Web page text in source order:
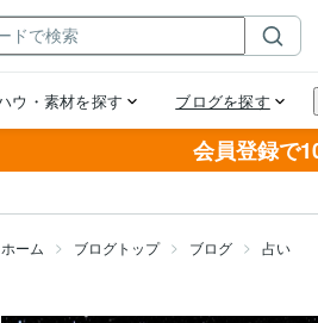
会員登録で
ホーム ブログトップ ブログ 占い